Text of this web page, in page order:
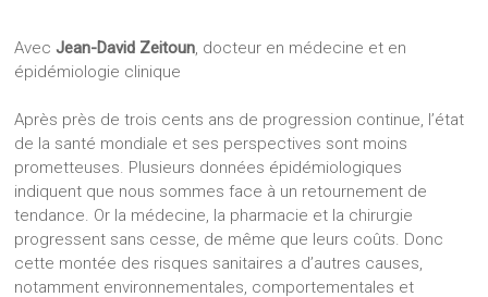
AvecJean-David Zeitoun, docteur en médecine et en
épidémiologie clinique
Après près de trois cents ans de progression continue, l’état
de la santé mondiale et ses perspectives sont moins
prometteuses. Plusieurs données épidémiologiques
indiquent que nous sommes face à un retournement de
tendance. Or la médecine, la pharmacie et la chirurgie
progressent sans cesse, de même que leurs coûts. Donc
cette montée des risques sanitaires a d’autres causes,
notamment environnementales, comportementales et